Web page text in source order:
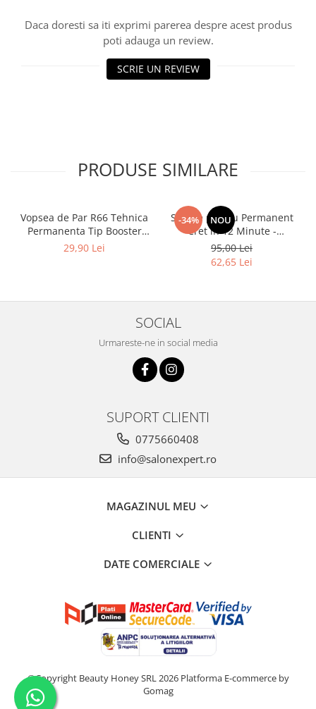
Daca doresti sa iti exprimi parerea despre acest produs
poti adauga un review.
SCRIE UN REVIEW
PRODUSE SIMILARE
Vopsea de Par R66 Tehnica
Permanenta Tip Booster
Rosu - Fanola Color Cream
29,90 Lei
-34% NOU
Solutie pentru Permanent
Cret in 12 Minute -
Universal Moved 12Min
Ammonia Free Waving
System Be Tech 500ml - Be
95,00 Lei
62,65 Lei
SOCIAL
Urmareste-ne in social media
SUPORT CLIENTI
0775660408
info@salonexpert.ro
MAGAZINUL MEU
CLIENTI
DATE COMERCIALE
©Copyright Beauty Honey SRL 2026 Platforma E-commerce by
Gomag